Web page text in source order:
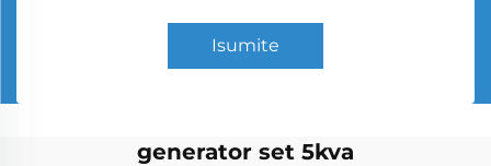
Isumite
generator set 5kva